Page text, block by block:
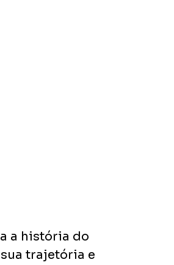
a história do
trajetória e